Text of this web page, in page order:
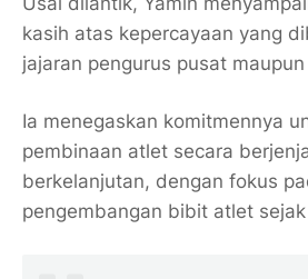
kasih atas kepercayaan yang
jajaran pengurus pusat
Ia menegaskan komitmennya
pembinaan atlet secara
berkelanjutan, dengan fokus
pengembangan bibit atlet